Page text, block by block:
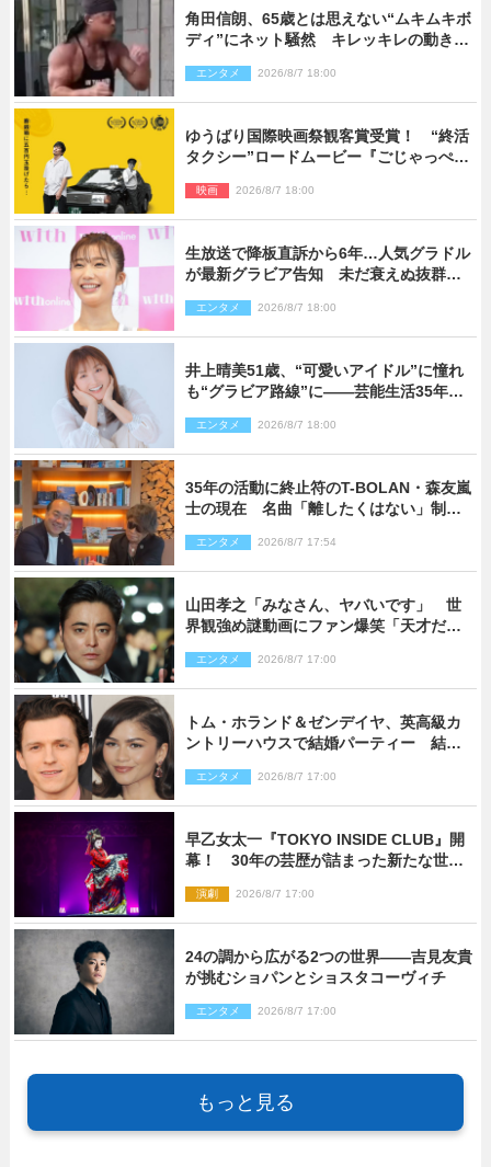
角田信朗、65歳とは思えない“ムキムキボ
ディ”にネット騒然 キレッキレの動きを
エンタメ 2026/8/7 18:00
ゆうばり国際映画祭観客賞受賞！ “終活
タクシー”ロードムービー『ごじゃっぺタ
映画 2026/8/7 18:00
生放送で降板直訴から6年…人気グラドル
が最新グラビア告知 未だ衰えぬ抜群ス
エンタメ 2026/8/7 18:00
井上晴美51歳、“可愛いアイドル”に憧れ
も“グラビア路線”に――芸能生活35年を
エンタメ 2026/8/7 18:00
35年の活動に終止符のT-BOLAN・森友嵐
士の現在 名曲「離したくはない」制作
エンタメ 2026/8/7 17:54
山田孝之「みなさん、ヤバいです」 世
界観強め謎動画にファン爆笑「天才だ
エンタメ 2026/8/7 17:00
トム・ホランド＆ゼンデイヤ、英高級カ
ントリーハウスで結婚パーティー 結婚
エンタメ 2026/8/7 17:00
早乙女太一『TOKYO INSIDE CLUB』開
幕！ 30年の芸歴が詰まった新たな世界
演劇 2026/8/7 17:00
24の調から広がる2つの世界――吉見友貴
が挑むショパンとショスタコーヴィチ
エンタメ 2026/8/7 17:00
もっと見る